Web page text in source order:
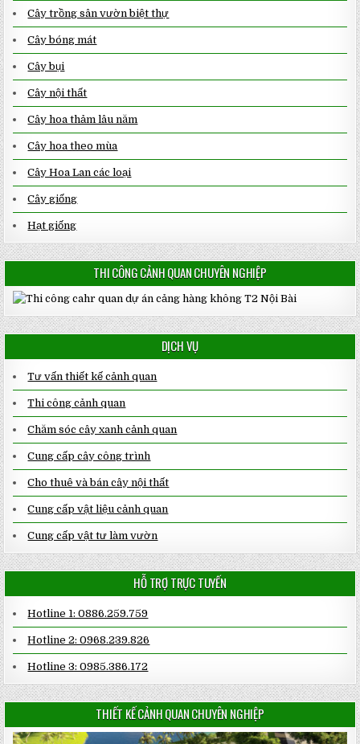
Cây trồng sân vườn biệt thự
Cây bóng mát
Cây bụi
Cây nội thất
Cây hoa thảm lâu năm
Cây hoa theo mùa
Cây Hoa Lan các loại
Cây giống
Hạt giống
THI CÔNG CẢNH QUAN CHUYÊN NGHIỆP
DỊCH VỤ
Tư vấn thiết kế cảnh quan
Thi công cảnh quan
Chăm sóc cây xanh cảnh quan
Cung cấp cây công trình
Cho thuê và bán cây nội thất
Cung cấp vật liệu cảnh quan
Cung cấp vật tư làm vườn
HỖ TRỢ TRỰC TUYẾN
Hotline 1: 0886.259.759
Hotline 2: 0968.239.826
Hotline 3: 0985.386.172
THIẾT KẾ CẢNH QUAN CHUYÊN NGHIỆP